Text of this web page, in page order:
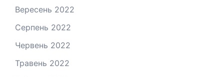
Вересень 2022
Серпень 2022
Червень 2022
Травень 2022